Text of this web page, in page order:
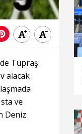
Tüpraş
alacak
ve
Deniz